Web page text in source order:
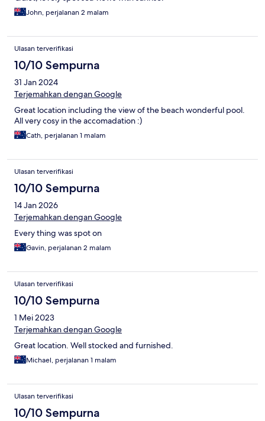
John, perjalanan 2 malam
Ulasan terverifikasi
10/10 Sempurna
31 Jan 2024
Terjemahkan dengan Google
Great location including the view of the beach wonderful pool.
All very cosy in the accomadation :)
Cath, perjalanan 1 malam
Ulasan terverifikasi
10/10 Sempurna
14 Jan 2026
Terjemahkan dengan Google
Every thing was spot on
Gavin, perjalanan 2 malam
Ulasan terverifikasi
10/10 Sempurna
1 Mei 2023
Terjemahkan dengan Google
Great location. Well stocked and furnished.
Michael, perjalanan 1 malam
Ulasan terverifikasi
10/10 Sempurna